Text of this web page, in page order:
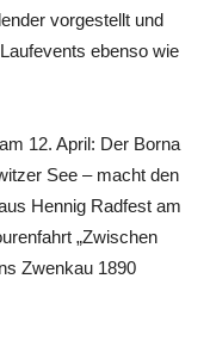
vorgestellt und
ebenso wie
12. April: Der Borna
See – macht den
Hennig Radfest am
„Zwischen
Zwenkau 1890